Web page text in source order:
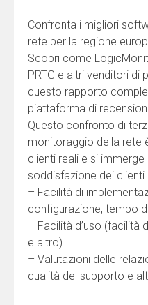
attacks. With Lookout
protect data by
websites and content,
cyberattacks. It
protection with detailed
threats and events,
awareness of potential
Isolation (RBI) contains
an isolated cloud
malware or malicious
website.
Lookout SWG protects
malware and advanced
dynamic web content.
browsing to prevent
Confronta i migliori
rete per la regione
Scopri come
PRTG e altri venditori di
questo rapporto
piattaforma di
Questo confronto di
monitoraggio della rete
clienti reali e si
soddisfazione dei clienti
– Facilità di
configurazione, tempo
– Facilità d’uso (facilità
e altro).
– Valutazioni delle
qualità del supporto e